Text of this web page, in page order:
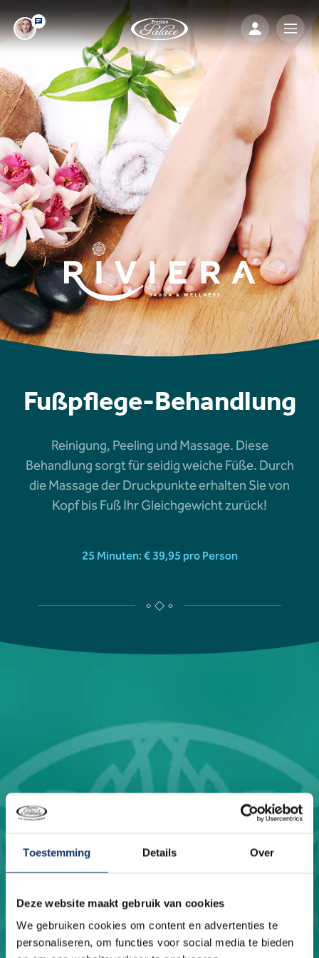
Toestemming Details Over
Deze website maakt gebruik van cookies
We gebruiken cookies om content en advertenties te
personaliseren, om functies voor social media te bieden
Fußpflege-Behandlung
Reinigung, Peeling und Massage. Diese
Behandlung sorgt für seidig weiche Füße. Durch
die Massage der Druckpunkte erhalten Sie von
Kopf bis Fuß Ihr Gleichgewicht zurück!
25 Minuten: € 39,95 pro Person
Pflegend und